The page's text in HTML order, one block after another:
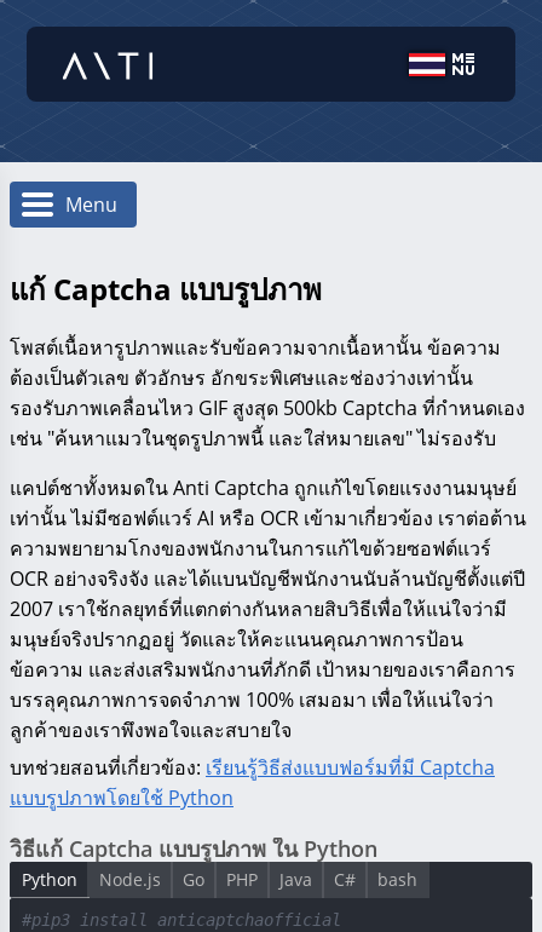
Menu
แก้ Captcha แบบรูปภาพ
โพสต์เนื้อหารูปภาพและรับข้อความจากเนื้อหานั้น ข้อความ
ต้องเป็นตัวเลข ตัวอักษร อักขระพิเศษและช่องว่างเท่านั้น
รองรับภาพเคลื่อนไหว GIF สูงสุด 500kb Captcha ที่กำหนดเอง
เช่น "ค้นหาแมวในชุดรูปภาพนี้ และใส่หมายเลข" ไม่รองรับ
แคปต์ชาทั้งหมดใน Anti Captcha ถูกแก้ไขโดยแรงงานมนุษย์
เท่านั้น ไม่มีซอฟต์แวร์ AI หรือ OCR เข้ามาเกี่ยวข้อง เราต่อต้าน
ความพยายามโกงของพนักงานในการแก้ไขด้วยซอฟต์แวร์
OCR อย่างจริงจัง และได้แบนบัญชีพนักงานนับล้านบัญชีตั้งแต่ปี
2007 เราใช้กลยุทธ์ที่แตกต่างกันหลายสิบวิธีเพื่อให้แน่ใจว่ามี
มนุษย์จริงปรากฏอยู่ วัดและให้คะแนนคุณภาพการป้อน
ข้อความ และส่งเสริมพนักงานที่ภักดี เป้าหมายของเราคือการ
บรรลุคุณภาพการจดจำภาพ 100% เสมอมา เพื่อให้แน่ใจว่า
ลูกค้าของเราพึงพอใจและสบายใจ
บทช่วยสอนที่เกี่ยวข้อง: เรียนรู้วิธีส่งแบบฟอร์มที่มี Captcha
แบบรูปภาพโดยใช้ Python
Python Node.js Go PHP Java C# bash
วิธีแก้ Captcha แบบรูปภาพ ใน Python
#pip3 install anticaptchaofficial